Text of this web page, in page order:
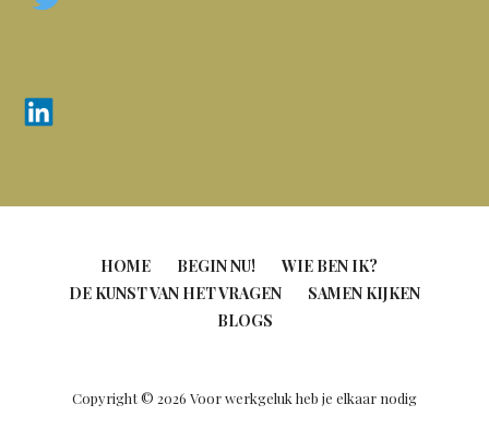
HOME BEGIN NU!
WIE BEN IK?
DE KUNST VAN HET VRAGEN
SAMEN KIJKEN
BLOGS
Copyright © 2026 Voor werkgeluk heb je elkaar nodig